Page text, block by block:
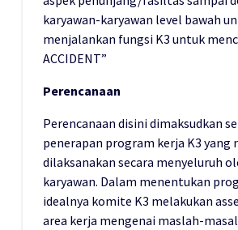
karyawan-karyawan level bawah
menjalankan fungsi K3 untuk
ACCIDENT”
Perencanaan
Perencanaan disini dimaksudkan
penerapan program kerja K3 yang
dilaksanakan secara menyeluruh
karyawan. Dalam menentukan
idealnya komite K3 melakukan
area kerja mengenai maslah-